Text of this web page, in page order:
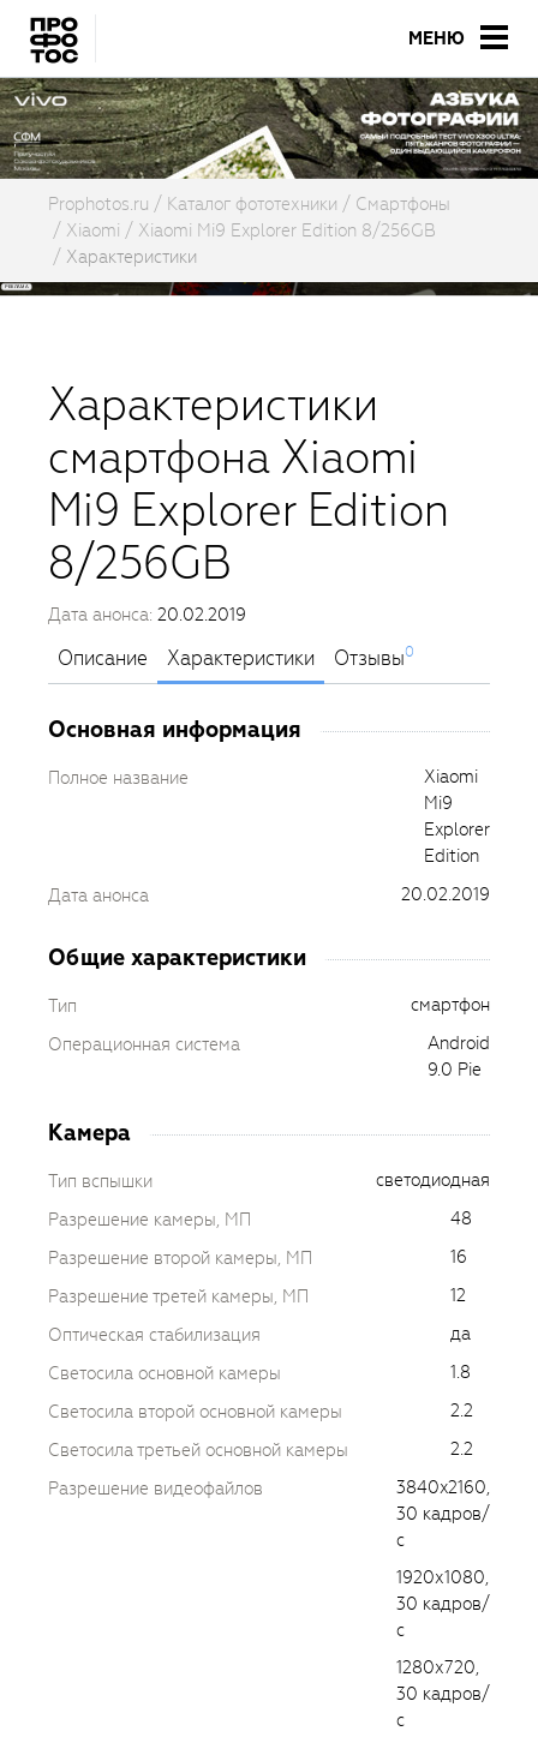
МЕНЮ
Prophotos.ru Каталог фототехники
Смартфоны
Xiaomi
Xiaomi Mi9 Explorer Edition 8/256GB
Характеристики
Характеристики
смартфона Xiaomi
Mi9 Explorer Edition
8/256GB
Дата анонса: 20.02.2019
Описание Характеристики Отзывы0
Основная информация
Полное название
Xiaomi
Mi9
Explorer
Edition
Дата анонса
20.02.2019
Общие характеристики
Тип
смартфон
Операционная система
Android
9.0 Pie
Камера
Тип вспышки
светодиодная
Разрешение камеры, МП
48
Разрешение второй камеры, МП
16
Разрешение третей камеры, МП
12
Оптическая стабилизация
да
Светосила основной камеры
1.8
Светосила второй основной камеры
2.2
Светосила третьей основной камеры
2.2
Разрешение видеофайлов
3840x2160,
30 кадров/
с
1920х1080,
30 кадров/
с
1280х720,
30 кадров/
с